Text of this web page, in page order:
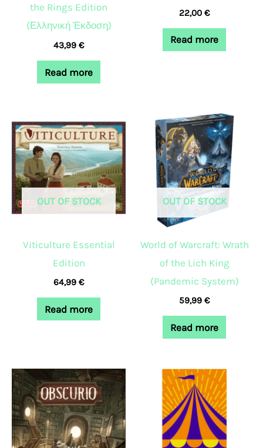
the Rings Edition
(Ελληνική Έκδοση)
43,99 €
Read more
22,00 €
Read more
OUT OF STOCK
Viticulture Essential
Edition
64,99 €
Read more
OUT OF STOCK
World of Warcraft: Wrath
of the Lich King
(Pandemic System)
59,99 €
Read more